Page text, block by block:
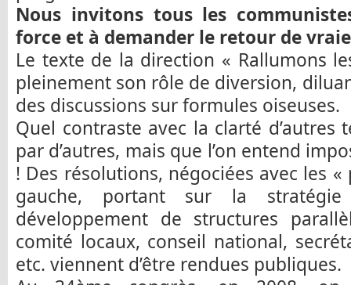
Nous invitons tous les
force et à demander le retour de
Le texte de la direction « Rallumons
pleinement son rôle de diversion,
des discussions sur formules oiseuses.
Quel contraste avec la clarté d’autres
par d’autres, mais que l’on entend
! Des résolutions, négociées avec les
gauche, portant sur la
développement de structures
comité locaux, conseil national,
etc. viennent d’être rendues publiques.